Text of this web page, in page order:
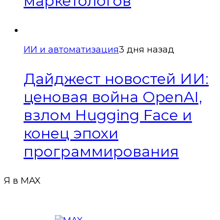
ИИ и автоматизация3 дня назад
Дайджест новостей ИИ:
ценовая война OpenAI,
взлом Hugging Face и
конец эпохи
программирования
Я в MAX